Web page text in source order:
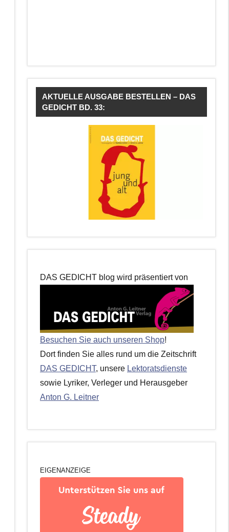
AKTUELLE AUSGABE BESTELLEN – DAS
GEDICHT BD. 33:
DAS GEDICHT blog wird präsentiert von
Besuchen Sie auch unseren Shop!
Dort finden Sie alles rund um die Zeitschrift
DAS GEDICHT, unsere Lektoratsdienste
sowie Lyriker, Verleger und Herausgeber
Anton G. Leitner
EIGENANZEIGE